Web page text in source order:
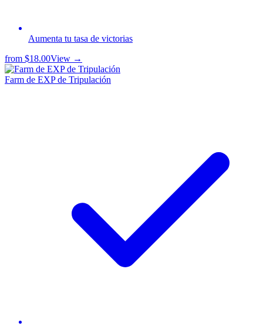
Aumenta tu tasa de victorias
from $18.00View →
Farm de EXP de Tripulación